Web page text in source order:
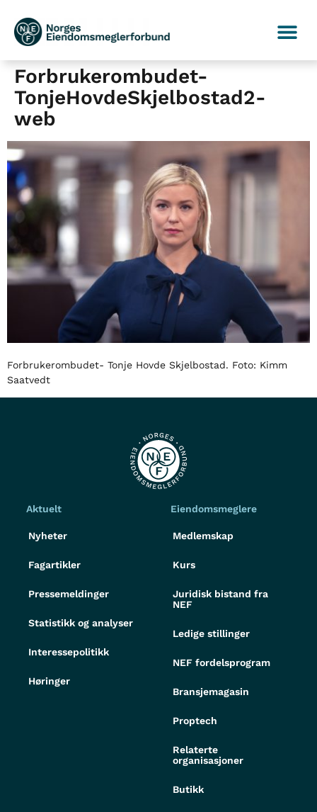
Forbrukerombudet-
TonjeHovdeSkjelbostad2-
web
Forbrukerombudet- Tonje Hovde Skjelbostad. Foto: Kimm
Saatvedt
Aktuelt
Nyheter
Fagartikler
Pressemeldinger
Statistikk og analyser
Interessepolitikk
Høringer
Eiendomsmeglere
Medlemskap
Kurs
Juridisk bistand fra
NEF
Ledige stillinger
NEF fordelsprogram
Bransjemagasin
Proptech
Relaterte
organisasjoner
Butikk